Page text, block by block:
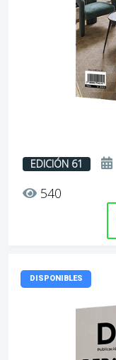
EDICIÓN 61
540
DISPONIBLES